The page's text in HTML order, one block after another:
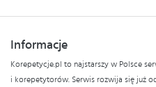
Informacje
Korepetycje.pl to najstarszy w Polsce
i korepetytorów. Serwis rozwija się już